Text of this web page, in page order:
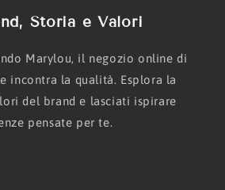
Storia e Valori
Marylou, il negozio online di
incontra la qualità. Esplora la
del brand e lasciati ispirare
pensate per te.